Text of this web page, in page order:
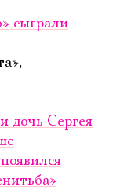
сыграли
дочь Сергея